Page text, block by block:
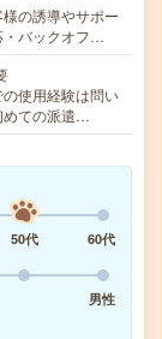
の誘導やサポー
・バックオフ…
使用経験は問い
めての派遣…
50代
60代
男性